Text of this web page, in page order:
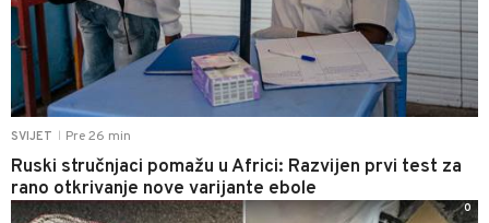
SVIJET Pre 26 min
Ruski stručnjaci pomažu u Africi: Razvijen prvi test za
rano otkrivanje nove varijante ebole
0